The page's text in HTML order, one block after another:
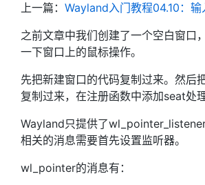
上一篇： Wayland入门教程04.10：
之前文章中我们创建了一个空白窗口
一下窗口上的鼠标操作。
先把新建窗口的代码复制过来。然后
复制过来，在注册函数中添加seat处理
Wayland只提供了
相关的消息需要首先设置监听器。
wl_pointer的消息有：